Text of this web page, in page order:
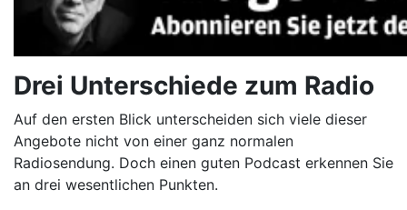
Drei Unterschiede zum Radio
Auf den ersten Blick unterscheiden sich viele dieser
Angebote nicht von einer ganz normalen
Radiosendung. Doch einen guten Podcast erkennen Sie
an drei wesentlichen Punkten.